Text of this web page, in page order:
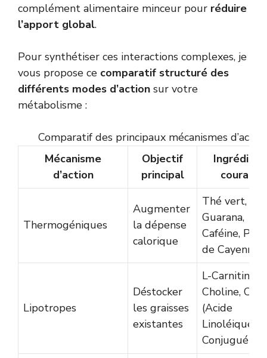
complément alimentaire minceur pour réduire
l’apport global.
Pour synthétiser ces interactions complexes, je
vous propose ce comparatif structuré des
différents modes d’action sur votre
métabolisme :
Comparatif des principaux mécanismes
Mécanisme
d’action
Objectif
principal
courants
Thermogéniques
Augmenter
la dépense
calorique
Thé vert,
Guarana,
Caféine,
de Cayenne
Lipotropes
Déstocker
les graisses
existantes
L-Carnitine,
Choline, CLA
(Acide
Linoléique
Conjugué)